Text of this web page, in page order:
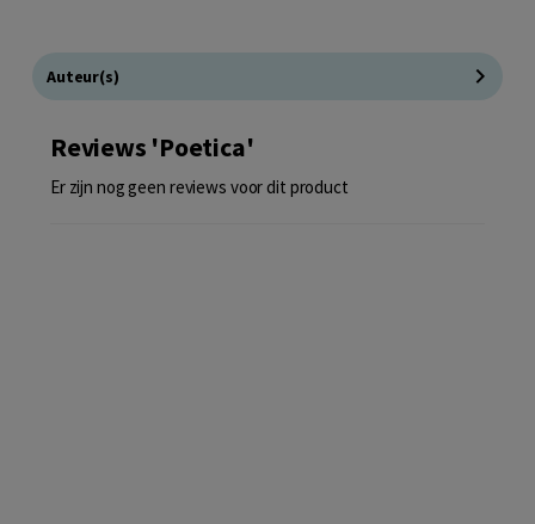
Auteur(s)
Reviews 'Poetica'
Er zijn nog geen reviews voor dit product